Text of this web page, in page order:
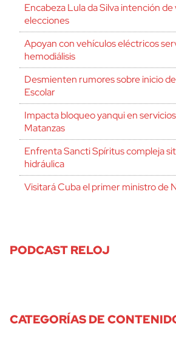
Encabeza Lula da Silva intención
elecciones
Apoyan con vehículos eléctricos
hemodiálisis
Desmienten rumores sobre inicio
Escolar
Impacta bloqueo yanqui en
Matanzas
Enfrenta Sancti Spíritus compleja
hidráulica
Visitará Cuba el primer ministro de
PODCAST RELOJ
CATEGORÍAS DE